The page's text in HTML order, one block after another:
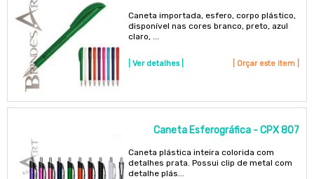
Caneta importada, esfero, corpo plástico,
disponível nas cores branco, preto, azul
claro, ...
| Ver detalhes | | Orçar este item |
Caneta Esferográfica - CPX 807
Caneta plástica inteira colorida com
detalhes prata. Possui clip de metal com
detalhe plás...